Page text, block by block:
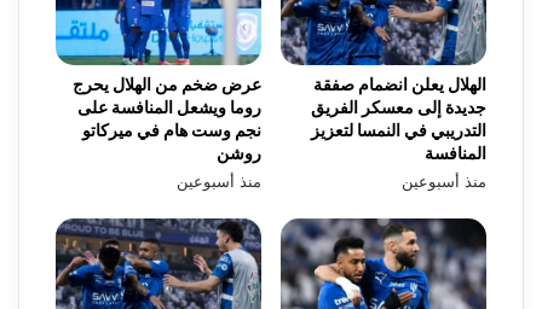
عرض ضخم من الهلال يحرج
روما ويشعل المنافسة على
نجم وست هام في ميركاتو
روشن
منذ أسبوعين
الهلال يعلن انضمام صفقة
جديدة إلى معسكر الفريق
التدريبي في النمسا لتعزيز
المنافسة
منذ أسبوعين